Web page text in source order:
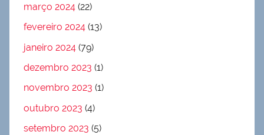
março 2024 (22)
fevereiro 2024 (13)
janeiro 2024 (79)
dezembro 2023 (1)
novembro 2023 (1)
outubro 2023 (4)
setembro 2023 (5)